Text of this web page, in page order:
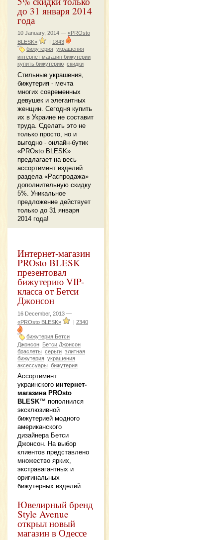
до 31 января 2014
года
10 January, 2014 — «PROsto
BLESK»
1843
бижутерия украшения
интернет магазин бижутерии
купить бижутерию скидки
Стильные украшения,
бижутерия - мечта
многих современных
девушек и элегантных
женщин. Сегодня купить
их в Украине не составит
труда. Сделать это не
только просто, но и
выгодно - онлайн-бутик
«PROsto BLESK»
предлагает на весь
ассортимент изделий
раздела «Распродажа»
дополнительную скидку
5%. Уникальное
предложение действует
только до 31 января
2014 года!
Интернет-магазин
PROsto BLESK
презентовал
бижутерию VIP-
класса от Бетси
Джонсон
16 December, 2013 —
«PROsto BLESK»
| 2340
бижутерия Бетси
Джонсон Бетси Джонсон
браслеты серьги элитная
бижутерия украшения
аксессуары бижутерия
Ассортимент
украинского интернет-
магазина PROsto
BLESK™ пополнился
эксклюзивной
бижутерией модного
американского
дизайнера Бетси
Джонсон. На выбор
клиентов представлено
множество ярких,
экстравагантных и
оригинальных
бижутерных изделий.
Ювелирный бренд
Style Avenue
открыл новый
магазин в Одессе